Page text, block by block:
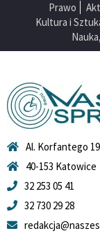
Prawo
Kultura i
Al. Korfantego
40-153 Katowice
32 253 05 41
32 730 29 28